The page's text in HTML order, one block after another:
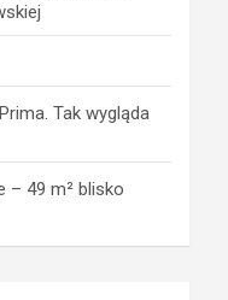
Tak wygląda
– 49 m² blisko